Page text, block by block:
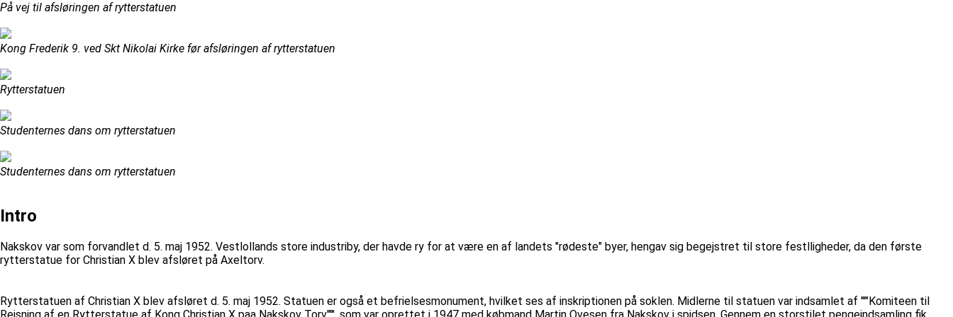
På vej til afsløringen af rytterstatuen
Kong Frederik 9. ved Skt Nikolai Kirke før afsløringen af rytterstatuen
Rytterstatuen
Studenternes dans om rytterstatuen
Studenternes dans om rytterstatuen
Intro
Nakskov var som forvandlet d. 5. maj 1952. Vestlollands store industriby, der havde ry for at være en af landets "rødeste" byer, hengav sig begejstret til store festlligheder, da den første
rytterstatue for Christian X blev afsløret på Axeltorv.
Rytterstatuen af Christian X blev afsløret d. 5. maj 1952. Statuen er også et befrielsesmonument, hvilket ses af inskriptionen på soklen. Midlerne til statuen var indsamlet af '''"Komiteen til
Rejsning af en Rytterstatue af Kong Christian X paa Nakskov Torv"''', som var oprettet i 1947 med købmand Martin Ovesen fra Nakskov i spidsen. Gennem en storstilet pengeindsamling fik